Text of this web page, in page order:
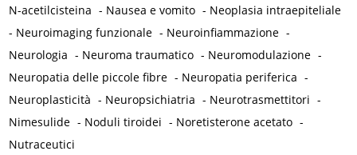
N-acetilcisteina - Nausea e vomito - Neoplasia intraepiteliale
- Neuroimaging funzionale - Neuroinfiammazione -
Neurologia - Neuroma traumatico - Neuromodulazione -
Neuropatia delle piccole fibre - Neuropatia periferica -
Neuroplasticità - Neuropsichiatria - Neurotrasmettitori -
Nimesulide - Noduli tiroidei - Noretisterone acetato -
Nutraceutici